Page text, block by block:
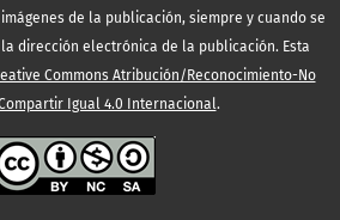
de la publicación, siempre y cuando se
dirección electrónica de la publicación. Esta
Commons Atribución/Reconocimiento-No
Igual 4.0 Internacional.